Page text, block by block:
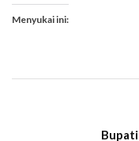
Menyukai ini:
Bupati